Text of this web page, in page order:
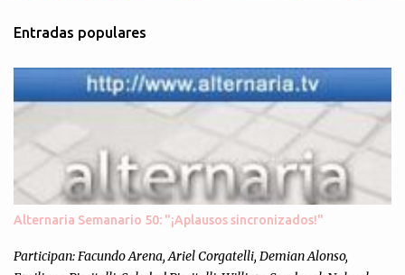
e
n
t
o
s
Entradas populares
Alternaria Semanario 50: "¡Aplausos sincronizados!"
Participan: Facundo Arena, Ariel Corgatelli, Demian Alonso,